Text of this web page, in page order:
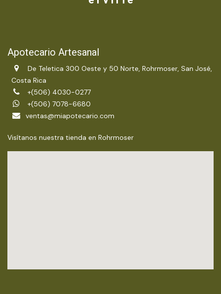
Apotecario Artesanal
De Teletica 300 Oeste y 50 Norte, Rohrmoser, San José,
Costa Rica
+(506) 4030-0277
+(506) 7078-6680
ventas@miapotecario.com
Visítanos nuestra tienda en Rohrmoser